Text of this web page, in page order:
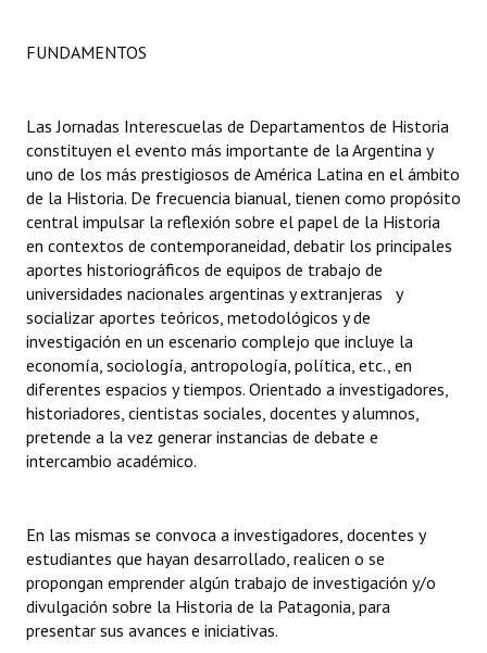
Declaraciones
Resoluciones de Presidencia
INSTITUCIONAL
Antiguos Pobladores
Noticias Destacadas
Registros y Distinciones
Datos Históricos
Premio al Mérito - Registro
Audiencias Públicas - Registro
Periodistas Decanos - Registro
Ciudadano Ilustre - Registro
Banca del Vecino - Registro
FUNDAMENTOS
Las Jornadas Interescuelas de Departamentos de Historia
constituyen el evento más importante de la Argentina y
uno de los más prestigiosos de América Latina en el ámbito
de la Historia. De frecuencia bianual, tienen como propósito
central impulsar la reflexión sobre el papel de la Historia
en contextos de contemporaneidad, debatir los principales
aportes historiográficos de equipos de trabajo de
universidades nacionales argentinas y extranjeras y
socializar aportes teóricos, metodológicos y de
investigación en un escenario complejo que incluye la
economía, sociología, antropología, política, etc., en
diferentes espacios y tiempos. Orientado a investigadores,
historiadores, cientistas sociales, docentes y alumnos,
pretende a la vez generar instancias de debate e
intercambio académico.
En las mismas se convoca a investigadores, docentes y
estudiantes que hayan desarrollado, realicen o se
propongan emprender algún trabajo de investigación y/o
divulgación sobre la Historia de la Patagonia, para
presentar sus avances e iniciativas.